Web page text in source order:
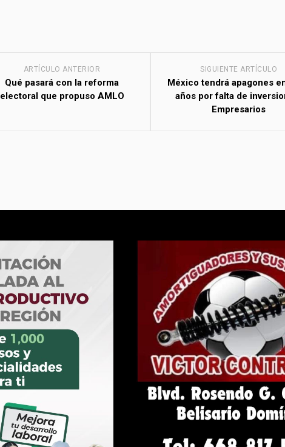
SIGUIENTE ARTÍCULO
México tendrá apagones
años por falta de
Empresarios
ARTÍCULO ANTERIOR
Qué pasará con la reforma
electoral que propuso AMLO